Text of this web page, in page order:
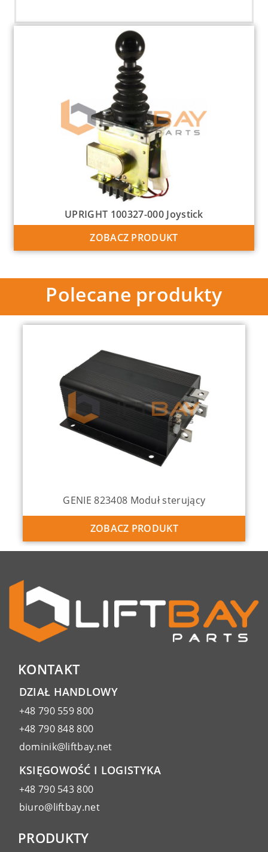
UPRIGHT 100327-000 Joystick
ZOBACZ PRODUKT
Polecane produkty
GENIE 137634 Joystick
ZOBACZ PRODUKT
KONTAKT
DZIAŁ HANDLOWY
+48 790 559 800
+48 790 848 800
dominik@liftbay.net
KSIĘGOWOŚĆ I LOGISTYKA
+48 790 543 800
biuro@liftbay.net
PRODUKTY